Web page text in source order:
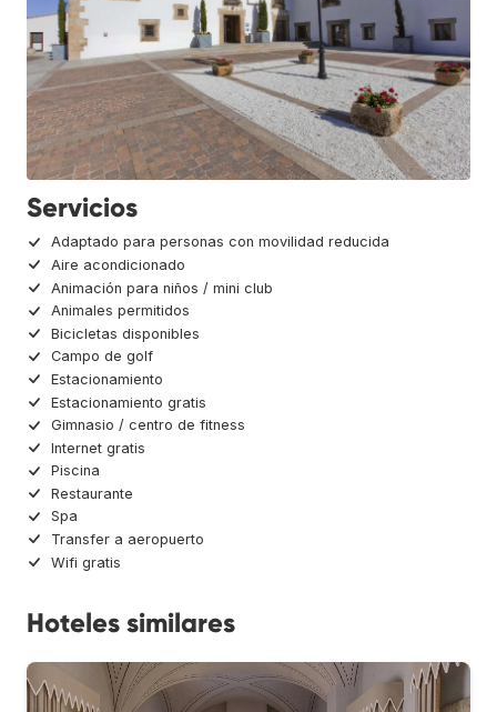
Servicios
Adaptado para personas con movilidad reducida
Aire acondicionado
Animación para niños / mini club
Animales permitidos
Bicicletas disponibles
Campo de golf
Estacionamiento
Estacionamiento gratis
Gimnasio / centro de fitness
Internet gratis
Piscina
Restaurante
Spa
Transfer a aeropuerto
Wifi gratis
Hoteles similares